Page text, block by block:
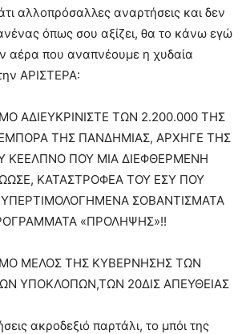
αλλοπρόσαλλες αναρτήσεις και δεν
όπως σου αξίζει, θα το κάνω εγώ
αέρα που αναπνέουμε η χυδαία
ΑΡΙΣΤΕΡΑ:
ΑΔΙΕΥΚΡΙΝΙΣΤΕ ΤΩΝ 2.200.000 ΤΗΣ
ΤΗΣ ΠΑΝΔΗΜΙΑΣ, ΑΡΧΗΓΕ ΤΗΣ
ΚΕΕΛΠΝΟ ΠΟΥ ΜΙΑ ΔΙΕΦΘΕΡΜΕΝΗ
ΚΑΤΑΣΤΡΟΦΕΑ ΤΟΥ ΕΣΥ ΠΟΥ
ΥΠΕΡΤΙΜΟΛΟΓΗΜΕΝΑ ΣΟΒΑΝΤΙΣΜΑΤΑ
«ΠΡΟΛΗΨΗΣ»!!
ΜΕΛΟΣ ΤΗΣ ΚΥΒΕΡΝΗΣΗΣ ΤΩΝ
ΥΠΟΚΛΟΠΩΝ,ΤΩΝ 20ΔΙΣ ΑΠΕΥΘΕΙΑΣ
ακροδεξιό παρτάλι, το μπόι της